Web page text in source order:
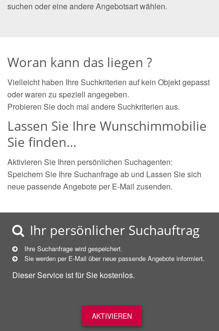
suchen oder eine andere Angebotsart wählen.
Woran kann das liegen ?
Vielleicht haben Ihre Suchkriterien auf kein Objekt gepasst
oder waren zu speziell angegeben.
Probieren Sie doch mal andere Suchkriterien aus.
Lassen Sie Ihre Wunschimmobilie
Sie finden…
Aktivieren Sie Ihren persönlichen Suchagenten:
Speichern Sie Ihre Suchanfrage ab und Lassen Sie sich
neue passende Angebote per E-Mail zusenden.
Ihr persönlicher Suchauftrag
Ihre Suchanfrage wird gespeichert.
Sie werden per E-Mail über neue passende Angebote informiert.
Dieser Service ist für Sie kostenlos.
AKTIVIEREN